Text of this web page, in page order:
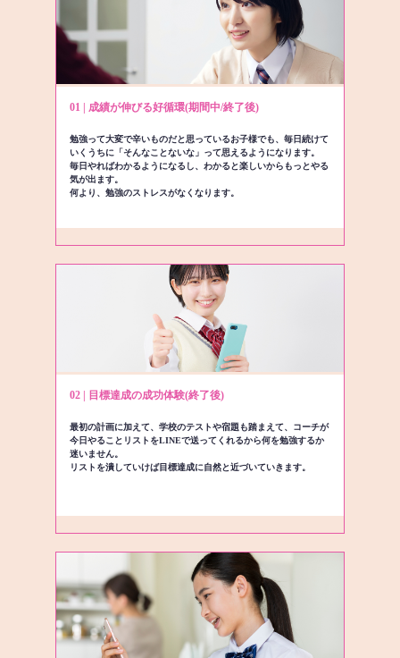
01 | 成績が伸びる好循環(期間中/終了後)
勉強って大変で辛いものだと思っているお子様でも、毎日続けて
いくうちに「そんなことないな」って思えるようになります。
毎日やればわかるようになるし、わかると楽しいからもっとやる
気が出ます。
何より、勉強のストレスがなくなります。
02 | 目標達成の成功体験(終了後)
最初の計画に加えて、学校のテストや宿題も踏まえて、コーチが
今日やることリストをLINEで送ってくれるから何を勉強するか
迷いません。
リストを潰していけば目標達成に自然と近づいていきます。